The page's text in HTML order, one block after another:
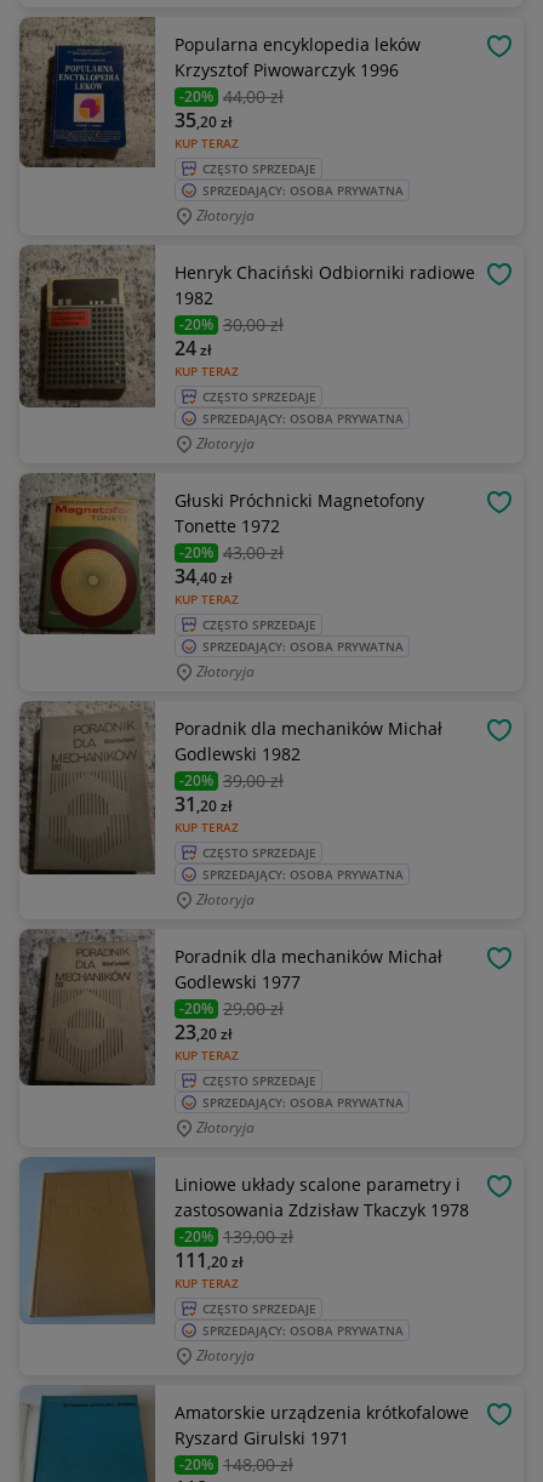
Popularna encyklopedia leków
Krzysztof Piwowarczyk 1996
-20% 44,00 zł
KUP TERAZ
35,20zł
CZĘSTO SPRZEDAJE
SPRZEDAJĄCY: OSOBA PRYWATNA
Złotoryja
Henryk Chaciński Odbiorniki radiowe
1982
-20% 30,00 zł
KUP TERAZ
24zł
CZĘSTO SPRZEDAJE
SPRZEDAJĄCY: OSOBA PRYWATNA
Złotoryja
Głuski Próchnicki Magnetofony
Tonette 1972
-20% 43,00 zł
KUP TERAZ
34,40zł
CZĘSTO SPRZEDAJE
SPRZEDAJĄCY: OSOBA PRYWATNA
Złotoryja
Poradnik dla mechaników Michał
Godlewski 1982
-20% 39,00 zł
KUP TERAZ
31 ,20zł
CZĘSTO SPRZEDAJE
SPRZEDAJĄCY: OSOBA PRYWATNA
Złotoryja
Poradnik dla mechaników Michał
Godlewski 1977
-20% 29,00 zł
KUP TERAZ
23,20zł
CZĘSTO SPRZEDAJE
SPRZEDAJĄCY: OSOBA PRYWATNA
Złotoryja
Liniowe układy scalone parametry i
zastosowania Zdzisław Tkaczyk 1978
-20% 139,00 zł
KUP TERAZ
111 ,20zł
CZĘSTO SPRZEDAJE
SPRZEDAJĄCY: OSOBA PRYWATNA
Złotoryja
Amatorskie urządzenia krótkofalowe
Ryszard Girulski 1971
-20% 148,00 zł